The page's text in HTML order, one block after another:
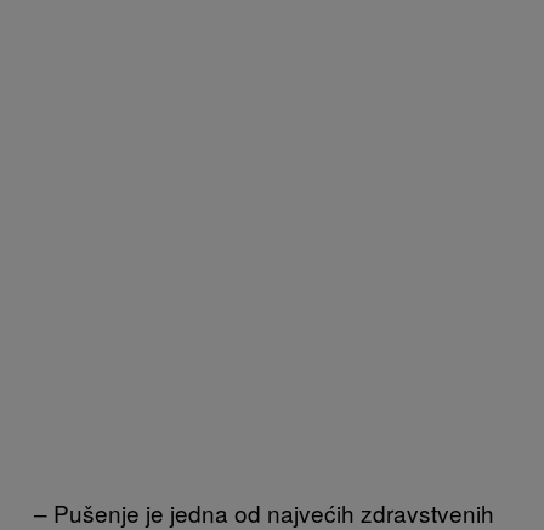
– Pušenje je jedna od najvećih zdravstvenih